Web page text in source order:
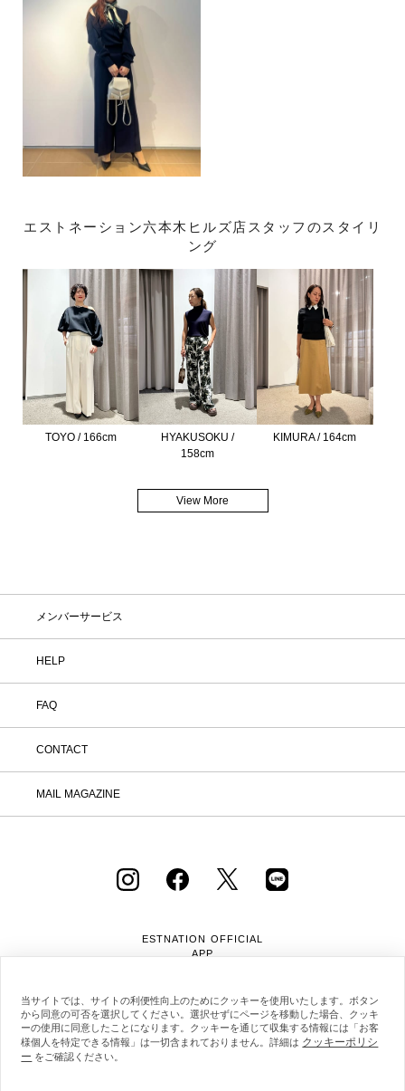
エストネーション六本木ヒルズ店スタッフのスタイリ
ング
TOYO / 166cm
HYAKUSOKU /
158cm
KIMURA / 164cm
View More
メンバーサービス
HELP
FAQ
CONTACT
MAIL MAGAZINE
ESTNATION OFFICIAL
APP
会社概要
当サイトでは、サイトの利便性向上のためにクッキーを使用いたします。ボタン
から同意の可否を選択してください。選択せずにページを移動した場合、クッキ
ーの使用に同意したことになります。クッキーを通じて収集する情報には「お客
様個人を特定できる情報」は一切含まれておりません。詳細は クッキーポリシ
ー をご確認ください。